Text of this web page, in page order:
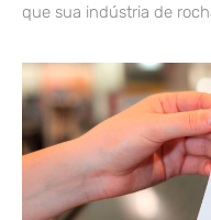
que sua indústria de